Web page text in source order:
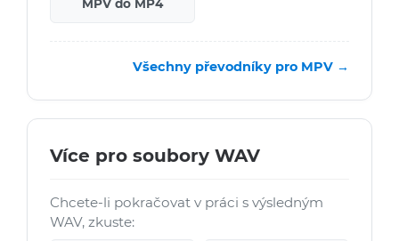
MPV do MP4
Všechny převodníky pro MPV →
Více pro soubory WAV
Chcete-li pokračovat v práci s výsledným
WAV, zkuste: